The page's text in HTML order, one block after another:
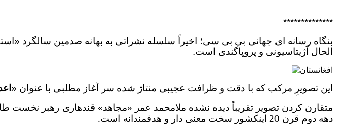
**************
بنگاه رسانه ای جهانی بی بی سی؛ اخیراً سلسله نشراتی به بهانه صدمین سالگرد
الحال آژیتاسیونی و پروپاگندی است.
این تصویرِ مرکب که با دقت و ظرافت عجیبی منتاژ شده سر آغاز مطلبی با عنوان «
دهه دوم قرن 20 اینکشور سخت معنی دار و هدفمندانه است.